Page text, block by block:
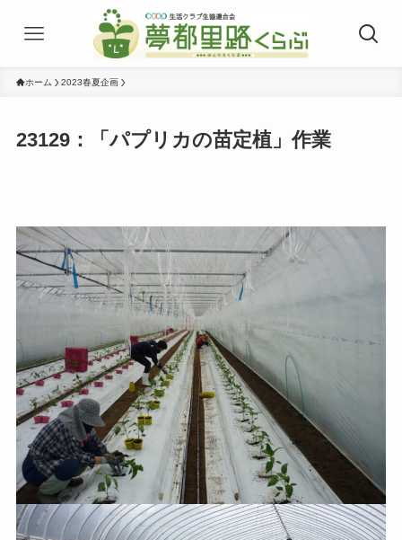
ホーム 2023春夏企画
23129：「パプリカの苗定植」作業